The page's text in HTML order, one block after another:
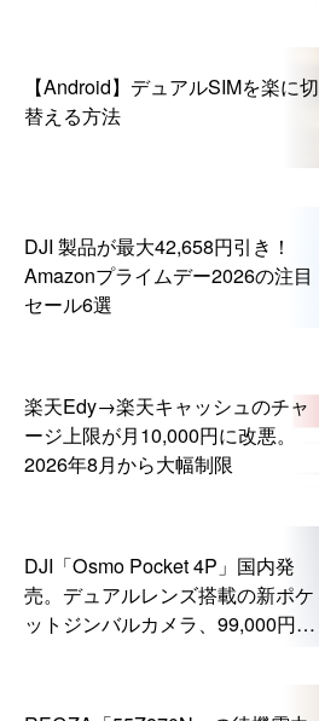
【Android】デュアルSIMを楽に切
替える方法
DJI 製品が最大42,658円引き！
Amazonプライムデー2026の注目
セール6選
楽天Edy→楽天キャッシュのチャ
ージ上限が月10,000円に改悪。
2026年8月から大幅制限
DJI「Osmo Pocket 4P」国内発
売。デュアルレンズ搭載の新ポケ
ットジンバルカメラ、99,000円か